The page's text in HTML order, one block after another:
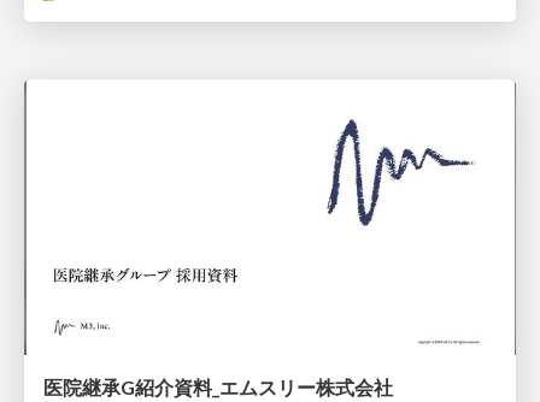
医院継承G紹介資料_エムスリー株式会社